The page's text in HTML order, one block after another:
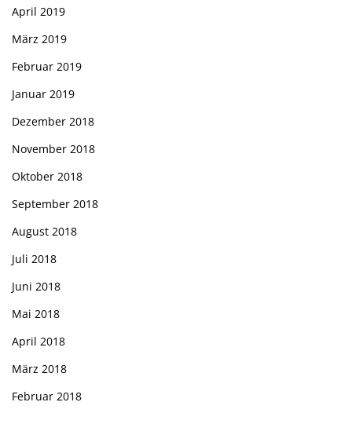
April 2019
März 2019
Februar 2019
Januar 2019
Dezember 2018
November 2018
Oktober 2018
September 2018
August 2018
Juli 2018
Juni 2018
Mai 2018
April 2018
März 2018
Februar 2018